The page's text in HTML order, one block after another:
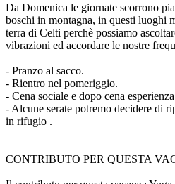
Da Domenica le giornate scorrono
boschi in montagna, in questi luoghi
terra di Celti perchè possiamo
vibrazioni ed accordare le nostre
- Pranzo al sacco.
- Rientro nel pomeriggio.
- Cena sociale e dopo cena
- Alcune serate potremo decidere di
in rifugio .
CONTRIBUTO PER QUESTA